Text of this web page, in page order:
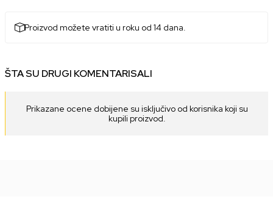
Proizvod možete vratiti u roku od 14 dana.
ŠTA SU DRUGI KOMENTARISALI
Prikazane ocene dobijene su isključivo od korisnika koji su
kupili proizvod.